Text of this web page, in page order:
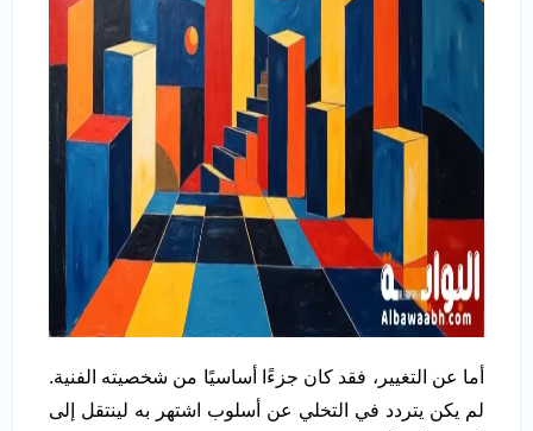
أما عن التغيير، فقد كان جزءًا أساسيًا من شخصيته الفنية.
لم يكن يتردد في التخلي عن أسلوب اشتهر به لينتقل إلى